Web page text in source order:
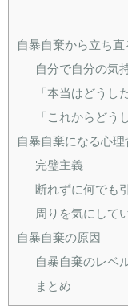
自暴自棄から立ち
自分で自分の気
「本当はどうし
「これからどう
自暴自棄になる心理
完璧主義
断れずに何でも
周りを気にして
自暴自棄の原因
自暴自棄のレベ
まとめ